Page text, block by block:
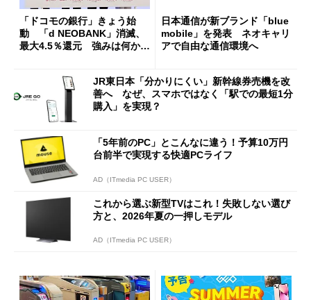
「ドコモの銀行」きょう始
動 「d NEOBANK」消滅、
最大4.5％還元 強みは何か解
日本通信が新ブランド「blue
mobile」を発表 ネオキャリ
アで自由な通信環境へ
JR東日本「分かりにくい」新幹線券売機を改
善へ なぜ、スマホではなく「駅での最短1分
購入」を実現？
「5年前のPC」とこんなに違う！予算10万円
台前半で実現する快適PCライフ
AD（ITmedia PC USER）
これから選ぶ新型TVはこれ！失敗しない選び
方と、2026年夏の一押しモデル
AD（ITmedia PC USER）